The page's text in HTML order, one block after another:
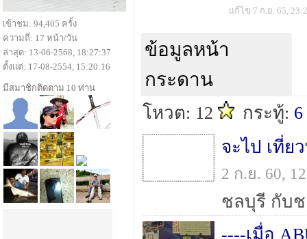
แก้ไข 7 ก.ย. 65,
ข้อมูลหน้า
กระดาน
โหวต: 12 กระทู้: 6
2 ก.ย. 60,
เข้าชม: 94,405 ครั้ง
ความถี่: 17 หน้า/วัน
ล่าสุด: 13-06-2568, 18:27:37
ตั้งแต่: 17-08-2554, 15:20:16
มีสมาชิกติดตาม 10 ท่าน